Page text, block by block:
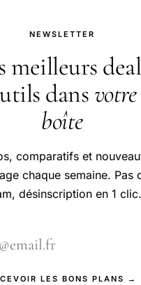
NEWSLETTER
meilleurs
dansvotre
boîte
comparatifs et
chaque semaine. Pas
désinscription en 1 clic.
LES BONS PLANS →